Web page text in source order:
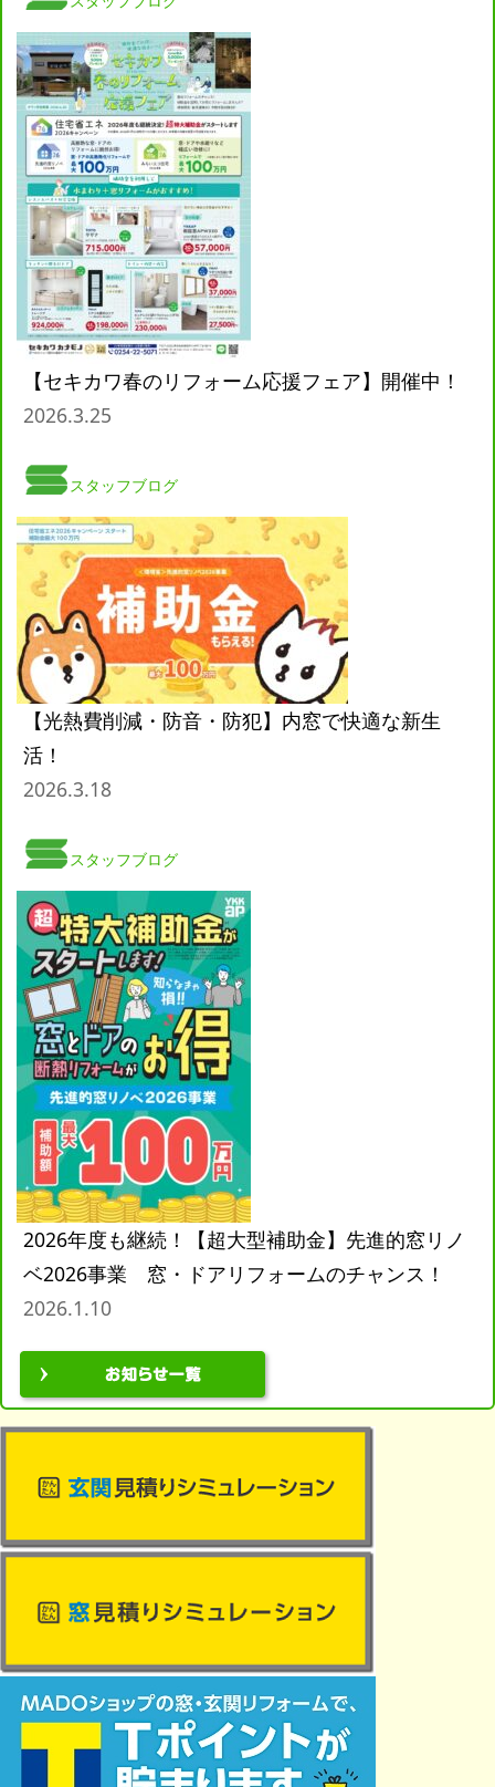
【セキカワ春のリフォーム応援フェア】開催中！
2026.3.25
スタッフブログ
【光熱費削減・防音・防犯】内窓で快適な新生
活！
2026.3.18
スタッフブログ
2026年度も継続！【超大型補助金】先進的窓リノ
ベ2026事業 窓・ドアリフォームのチャンス！
2026.1.10